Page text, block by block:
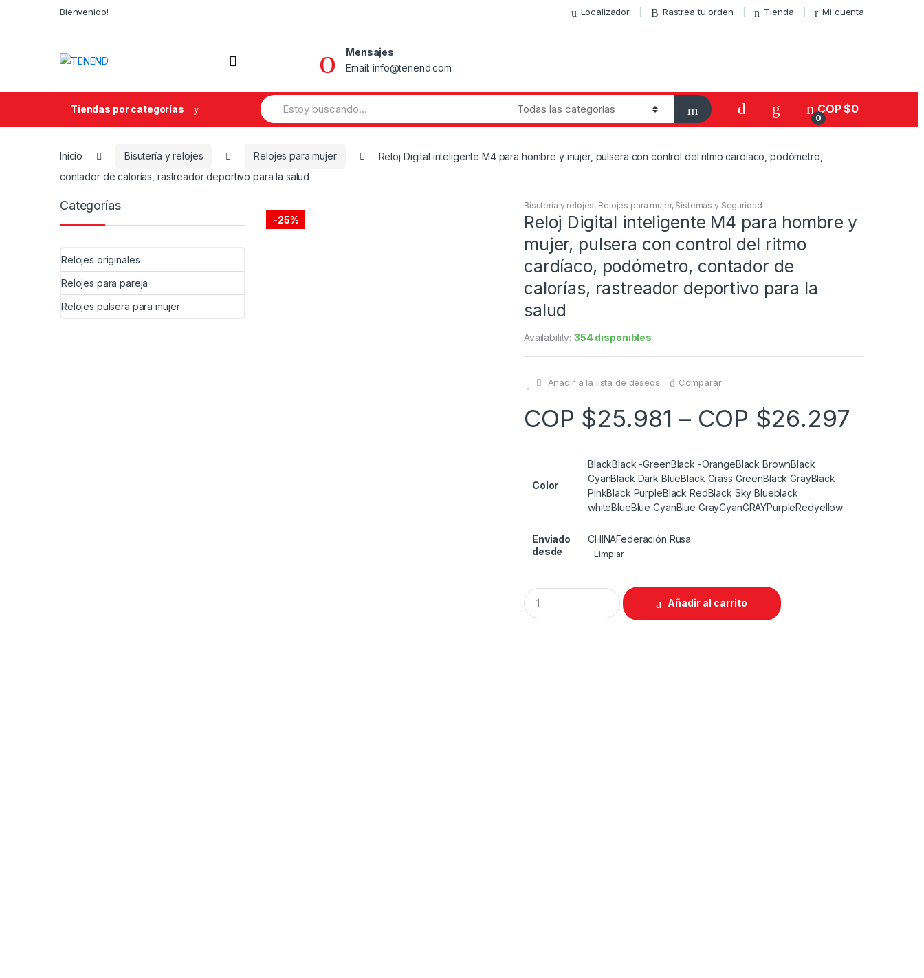
to
to
Bienvenido! Localizador Rastrea tu orden Tienda Mi cuenta
Mensajes
Email: info@tenend.com
Tiendas por categorías
Search
for:
0
COP $0
Inicio Bisutería y relojes Relojes para mujer
Reloj Digital inteligente M4 para hombre y mujer, pulsera con control del ritmo cardíaco, podómetro,
contador de calorías, rastreador deportivo para la salud
-25%
Bisutería y relojes, Relojes para mujer, Sistemas y Seguridad
Reloj Digital inteligente M4 para hombre y
mujer, pulsera con control del ritmo
cardíaco, podómetro, contador de
calorías, rastreador deportivo para la
salud
Availability:354 disponibles
Añadir a la lista de deseos Comparar
COP $25.981 – COP $26.297
Color
BlackBlack -GreenBlack -OrangeBlack BrownBlack
CyanBlack Dark BlueBlack Grass GreenBlack GrayBlack
PinkBlack PurpleBlack RedBlack Sky Blueblack
whiteBlueBlue CyanBlue GrayCyanGRAYPurpleRedyellow
Enviado
desde
CHINAFederación Rusa
Limpiar
Q
u
a
Añadir al carrito
Categorías
Relojes originales
Relojes para pareja
Relojes pulsera para mujer